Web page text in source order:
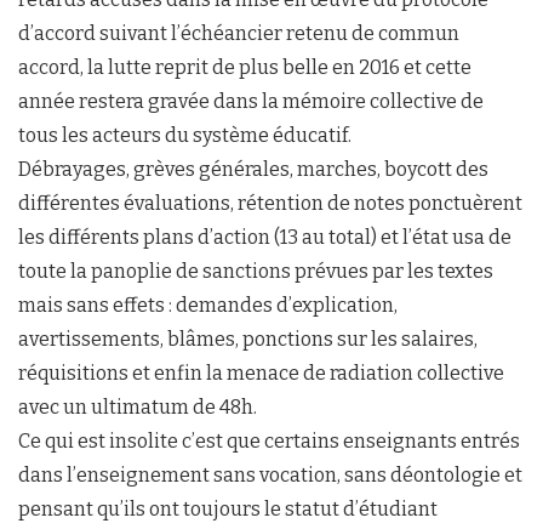
d’accord suivant l’échéancier retenu de commun
accord, la lutte reprit de plus belle en 2016 et cette
année restera gravée dans la mémoire collective de
tous les acteurs du système éducatif.
Débrayages, grèves générales, marches, boycott des
différentes évaluations, rétention de notes ponctuèrent
les différents plans d’action (13 au total) et l’état usa de
toute la panoplie de sanctions prévues par les textes
mais sans effets : demandes d’explication,
avertissements, blâmes, ponctions sur les salaires,
réquisitions et enfin la menace de radiation collective
avec un ultimatum de 48h.
Ce qui est insolite c’est que certains enseignants entrés
dans l’enseignement sans vocation, sans déontologie et
pensant qu’ils ont toujours le statut d’étudiant